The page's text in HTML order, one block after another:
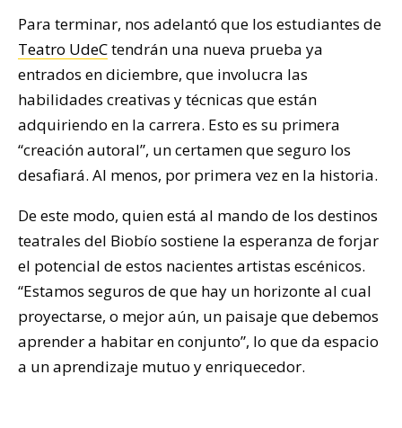
Para terminar, nos adelantó que los estudiantes de
Teatro UdeCtendrán una nueva prueba ya
entrados en diciembre, que involucra las
habilidades creativas y técnicas que están
adquiriendo en la carrera. Esto es su primera
“creación autoral”, un certamen que seguro los
desafiará. Al menos, por primera vez en la historia.
De este modo, quien está al mando de los destinos
teatrales del Biobío sostiene la esperanza de forjar
el potencial de estos nacientes artistas escénicos.
“Estamos seguros de que hay un horizonte al cual
proyectarse, o mejor aún, un paisaje que debemos
aprender a habitar en conjunto”, lo que da espacio
a un aprendizaje mutuo y enriquecedor.